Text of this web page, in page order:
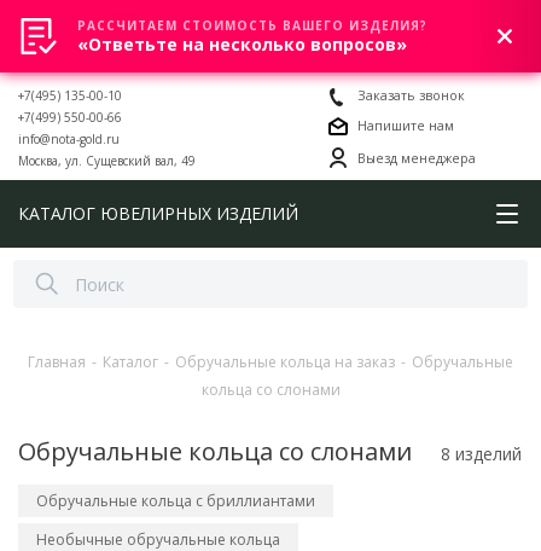
0
+7(495) 135-00-10
+7(499) 550-00-66
info@nota-gold.ru
Москва, ул. Сущевский вал, 49
Заказать звонок
Напишите нам
Выезд менеджера
КАТАЛОГ ЮВЕЛИРНЫХ ИЗДЕЛИЙ
Главная - Каталог - Обручальные кольца на заказ - Обручальные
кольца со слонами
Обручальные кольца со слонами 8 изделий
Обручальные кольца с бриллиантами
Необычные обручальные кольца
РАССЧИТАЕМ СТОИМОСТЬ ВАШЕГО ИЗДЕЛИЯ?
«Ответьте на несколько вопросов»